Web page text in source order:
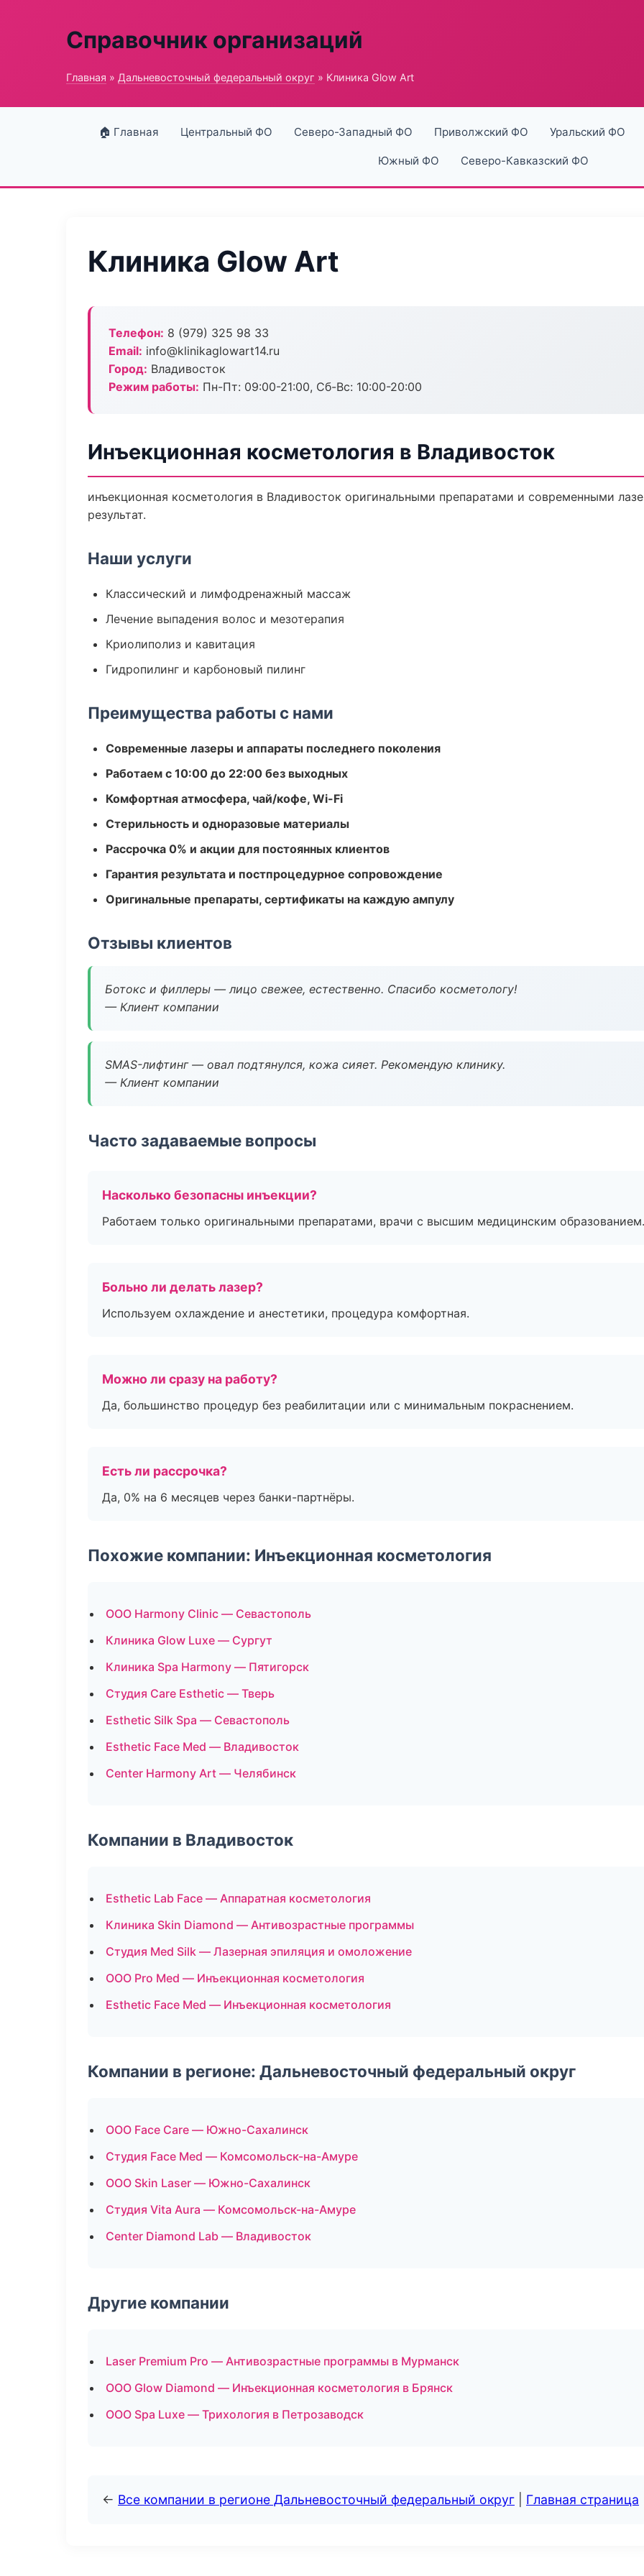
Справочник организаций
Главная » Дальневосточный федеральный округ » Клиника Glow Art
🏠 Главная Центральный ФО Северо-Западный ФО Приволжский ФО Уральский ФО
Южный ФО Северо-Кавказский ФО
Клиника Glow Art
Телефон: 8 (979) 325 98 33
Email: info@klinikaglowart14.ru
Город: Владивосток
Режим работы: Пн-Пт: 09:00-21:00, Сб-Вс: 10:00-20:00
Инъекционная косметология в Владивосток
инъекционная косметология в Владивосток оригинальными препаратами и современными
результат.
Наши услуги
Классический и лимфодренажный массаж
Лечение выпадения волос и мезотерапия
Криолиполиз и кавитация
Гидропилинг и карбоновый пилинг
Преимущества работы с нами
Современные лазеры и аппараты последнего поколения
Работаем с 10:00 до 22:00 без выходных
Комфортная атмосфера, чай/кофе, Wi-Fi
Стерильность и одноразовые материалы
Рассрочка 0% и акции для постоянных клиентов
Гарантия результата и постпроцедурное сопровождение
Оригинальные препараты, сертификаты на каждую ампулу
Отзывы клиентов
Ботокс и филлеры — лицо свежее, естественно. Спасибо косметологу!
— Клиент компании
SMAS-лифтинг — овал подтянулся, кожа сияет. Рекомендую клинику.
— Клиент компании
Часто задаваемые вопросы
Насколько безопасны инъекции?
Работаем только оригинальными препаратами, врачи с высшим медицинским образованием.
Больно ли делать лазер?
Используем охлаждение и анестетики, процедура комфортная.
Можно ли сразу на работу?
Да, большинство процедур без реабилитации или с минимальным покраснением.
Есть ли рассрочка?
Да, 0% на 6 месяцев через банки-партнёры.
Похожие компании: Инъекционная косметология
ООО Harmony Clinic — Севастополь
Клиника Glow Luxe — Сургут
Клиника Spa Harmony — Пятигорск
Студия Care Esthetic — Тверь
Esthetic Silk Spa — Севастополь
Esthetic Face Med — Владивосток
Center Harmony Art — Челябинск
Компании в Владивосток
Esthetic Lab Face — Аппаратная косметология
Клиника Skin Diamond — Антивозрастные программы
Студия Med Silk — Лазерная эпиляция и омоложение
ООО Pro Med — Инъекционная косметология
Esthetic Face Med — Инъекционная косметология
Компании в регионе: Дальневосточный федеральный округ
ООО Face Care — Южно-Сахалинск
Студия Face Med — Комсомольск-на-Амуре
ООО Skin Laser — Южно-Сахалинск
Студия Vita Aura — Комсомольск-на-Амуре
Center Diamond Lab — Владивосток
Другие компании
Laser Premium Pro — Антивозрастные программы в Мурманск
ООО Glow Diamond — Инъекционная косметология в Брянск
ООО Spa Luxe — Трихология в Петрозаводск
← Все компании в регионе Дальневосточный федеральный округ Главная страница